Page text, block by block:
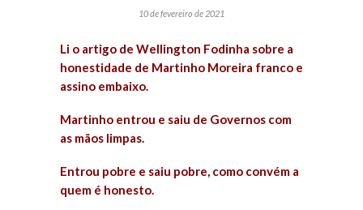
10 de fevereiro de 2021
Li o artigo de Wellington Fodinha sobre a
honestidade de Martinho Moreira franco e
assino embaixo.
Martinho entrou e saiu de Governos com
as mãos limpas.
Entrou pobre e saiu pobre, como convém a
quem é honesto.